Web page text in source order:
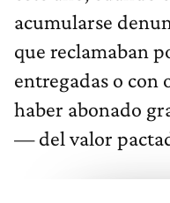
acumularse
que reclamaban
entregadas o con
haber abonado
— del valor